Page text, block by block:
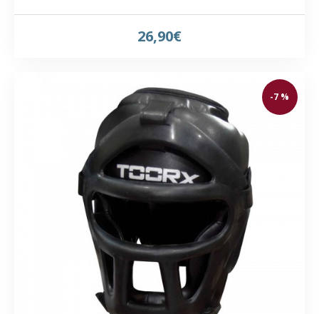
26,90€
-7 %